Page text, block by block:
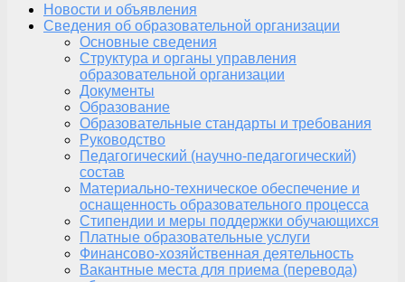
Новости и объявления
Сведения об образовательной организации
Основные сведения
Структура и органы управления
образовательной организации
Документы
Образование
Образовательные стандарты и требования
Руководство
Педагогический (научно-педагогический)
состав
Материально-техническое обеспечение и
оснащенность образовательного процесса
Стипендии и меры поддержки обучающихся
Платные образовательные услуги
Финансово-хозяйственная деятельность
Вакантные места для приема (перевода)